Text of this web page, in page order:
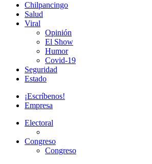
Chilpancingo
Salud
Viral
Opinión
El Show
Humor
Covid-19
Seguridad
Estado
¡Escríbenos!
Empresa
Electoral
Congreso
Congreso